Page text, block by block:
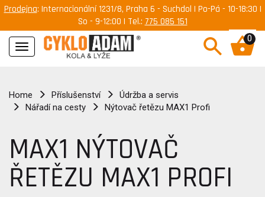
Prodejna: Internacionální 1231/8, Praha 6 - Suchdol | Po-Pá - 10-18:30 |
So - 9-12:00 | Tel.: 775 085 151
Navigace
0
Home Příslušenství
Údržba a servis
Nářadí na cesty
Nýtovač řetězu MAX1 Profi
MAX1 NÝTOVAČ
ŘETĚZU MAX1 PROFI